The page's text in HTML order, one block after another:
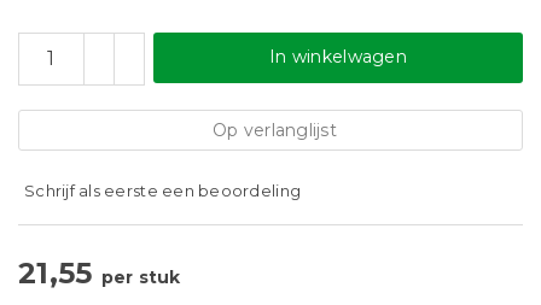
In winkelwagen
Op verlanglijst
Schrijf als eerste een beoordeling
21,55 per stuk